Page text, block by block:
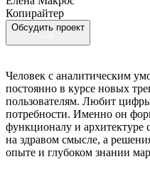
Копирайтер
Обсудить проект
Человек с аналитическим
постоянно в курсе новых
пользователям. Любит
потребности. Именно он
функционалу и архитектуре
на здравом смысле, а
опыте и глубоком знании